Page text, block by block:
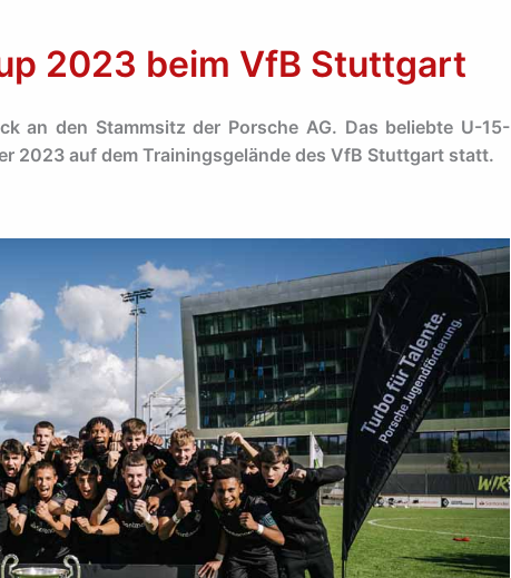
2023 beim VfB Stuttgart
an den Stammsitz der Porsche AG. Das beliebte U-15-
2023 auf dem Trainingsgelände des VfB Stuttgart statt.